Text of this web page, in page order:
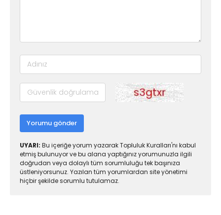
Yorumu gönder
UYARI: Bu içeriğe yorum yazarak Topluluk Kuralları'nı kabul
etmiş bulunuyor ve bu alana yaptığınız yorumunuzla ilgili
doğrudan veya dolaylı tüm sorumluluğu tek başınıza
üstleniyorsunuz. Yazılan tüm yorumlardan site yönetimi
hiçbir şekilde sorumlu tutulamaz.